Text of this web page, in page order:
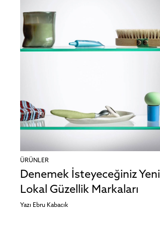
ÜRÜNLER
Denemek İsteyeceğiniz Yeni
Lokal Güzellik Markaları
Yazı Ebru Kabacık